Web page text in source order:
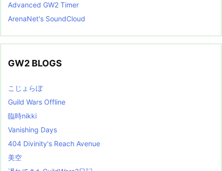
Advanced GW2 Timer
ArenaNet's SoundCloud
GW2 BLOGS
こじょらぼ
Guild Wars Offline
臨時nikki
Vanishing Days
404 Divinity's Reach Avenue
美空